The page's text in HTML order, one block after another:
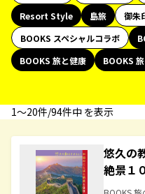
Resort Style
島旅 御朱
BOOKS スペシャルコラボ
BOOKS 旅と健康
BOOKS
1〜20件/94件中 を表示
悠久の
絶景１